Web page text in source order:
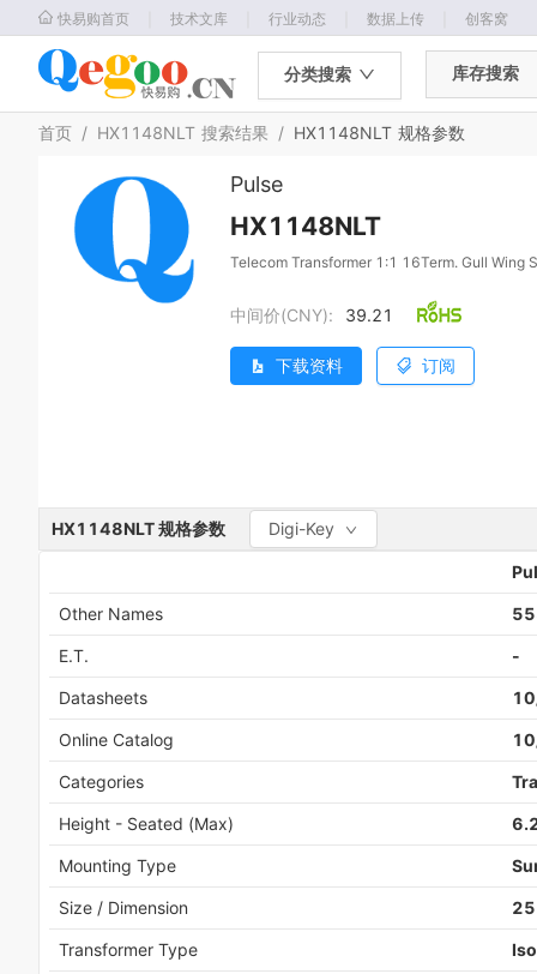
快易购首页 技术文库 行业动态 数据上传 创客窝
分类搜索 库存搜索
首页 / HX1148NLT 搜索结果 / HX1148NLT 规格参数
Pulse
HX1148NLT
Telecom Transformer 1:1 16Term. Gull Wing
中间价(CNY): 39.21
下载资料 订阅
HX1148NLT规格参数 Digi-Key
Other Names
E.T. -
Datasheets
Online Catalog
Categories
Height - Seated (Max)
Mounting Type
Size / Dimension
Transformer Type